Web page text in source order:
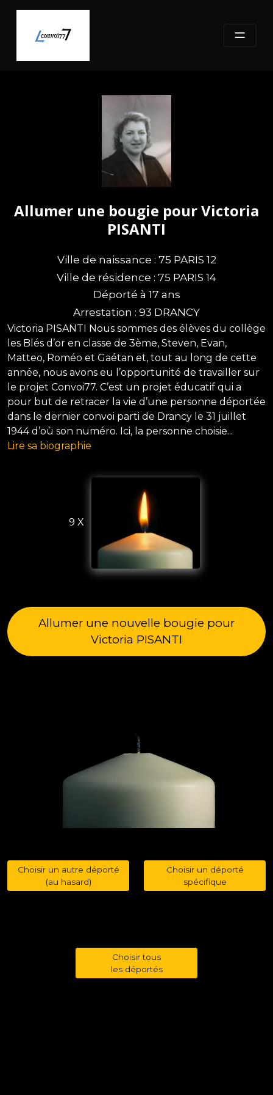
content
Allumer une bougie pour Victoria
PISANTI
Ville de naissance : 75 PARIS 12
Ville de résidence : 75 PARIS 14
Déporté à 17 ans
Arrestation : 93 DRANCY
Victoria PISANTI Nous sommes des élèves du collège
les Blés d’or en classe de 3ème, Steven, Evan,
Matteo, Roméo et Gaétan et, tout au long de cette
année, nous avons eu l’opportunité de travailler sur
le projet Convoi77. C’est un projet éducatif qui a
pour but de retracer la vie d’une personne déportée
dans le dernier convoi parti de Drancy le 31 juillet
1944 d’où son numéro. Ici, la personne choisie...
Lire sa biographie
9 X
Allumer une nouvelle bougie pour
Victoria PISANTI
Choisir un autre déporté
(au hasard)
Choisir un déporté
spécifique
Choisir tous
les déportés